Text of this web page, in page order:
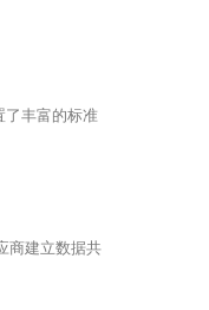
了丰富的标准
商建立数据共